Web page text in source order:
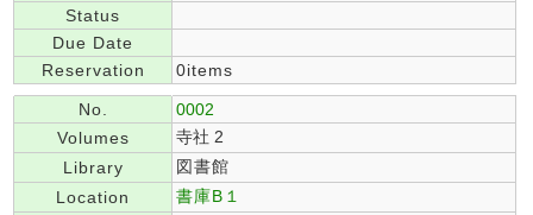
Status
Due Date
Reservation
0items
No.
0002
Volumes
寺社 2
Library
図書館
Location
書庫B１